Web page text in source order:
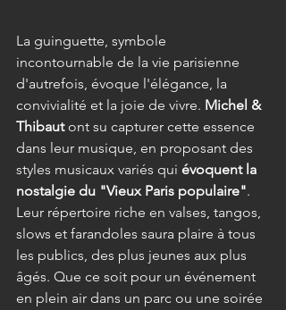
La guinguette, symbole
incontournable de la vie parisienne
d'autrefois, évoque l'élégance, la
convivialité et la joie de vivre. Michel &
Thibaut ont su capturer cette essence
dans leur musique, en proposant des
styles musicaux variés qui évoquent la
nostalgie du "Vieux Paris populaire".
Leur répertoire riche en valses, tangos,
slows et farandoles saura plaire à tous
les publics, des plus jeunes aux plus
âgés. Que ce soit pour un événement
en plein air dans un parc ou une soirée